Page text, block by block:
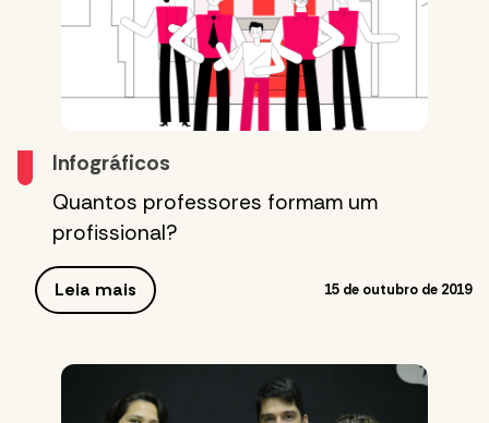
Infográficos
Quantos professores formam um
profissional?
Leia mais 15 de outubro de 2019